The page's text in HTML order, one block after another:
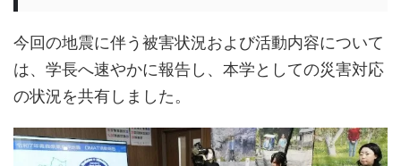
今回の地震に伴う被害状況および活動内容について
は、学長へ速やかに報告し、本学としての災害対応
の状況を共有しました。